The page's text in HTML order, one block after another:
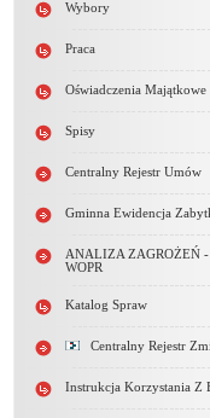
Wybory
Praca
Oświadczenia Majątkowe
Spisy
Centralny Rejestr Umów
Gminna Ewidencja
ANALIZA ZAGROŻEŃ -
WOPR
Katalog Spraw
Centralny Rejestr
Instrukcja Korzystania Z